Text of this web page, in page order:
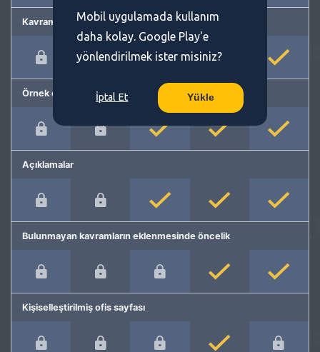
Kavram önerme
Örnek cümleler
Açıklamalar
Bulunmayan kavramların eklenmesinde öncelik
Kişiselleştirilmiş ofis sayfası
Mobil uygulamada kullanım
daha kolay. Google Play'e
yönlendirilmek ister misiniz?
İptal Et Yükle